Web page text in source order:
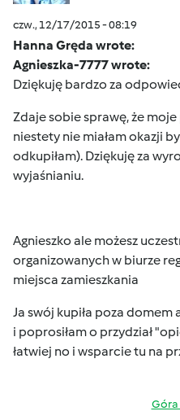
czw., 12/17/2015 - 08:19
Hanna Gręda wrote:
Agnieszka-7777 wrote:
Dziękuję bardzo za
Zdaje sobie sprawę, że
niestety nie miałam okazji
odkupiłam). Dziękuję za
wyjaśnianiu.
Agnieszko ale możesz
organizowanych w biurze
miejsca zamieszkania
Ja swój kupiła poza domem
i poprosiłam o przydział
łatwiej no i wsparcie tu na
Góra